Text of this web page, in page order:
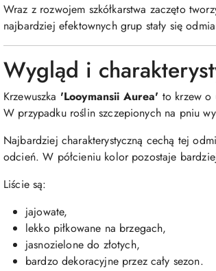
Wraz z rozwojem szkółkarstwa zaczęto
najbardziej efektownych grup stały się
Wygląd i
Krzewuszka 'Looymansii Aurea' to krzew o
W przypadku roślin szczepionych na pniu
Najbardziej charakterystyczną cechą tej
odcień. W półcieniu kolor pozostaje
Liście są:
jajowate,
lekko piłkowane na brzegach,
jasnozielone do złotych,
bardzo dekoracyjne przez cały sezon.